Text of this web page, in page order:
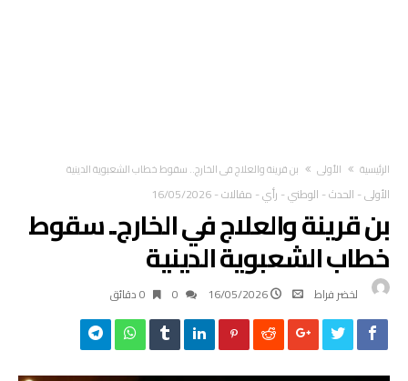
‫الرئيسية‬ الأولى بن قرينة والعلاج في الخارج.. سقوط خطاب الشعبوية الدينية
الأولى- الحدث- الوطني- رأي- مقالات-
16/05/2026
بن قرينة والعلاج في الخارج.. سقوط
خطاب الشعبوية الدينية
لخضر فراط 16/05/2026 0 ‫دقائق‬